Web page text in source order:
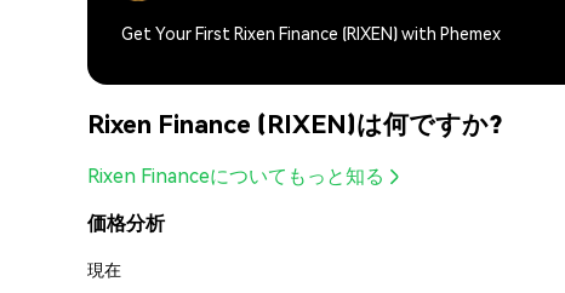
Get Your First Rixen Finance (RIXEN) with Phemex
Rixen Finance (RIXEN)は何ですか?
Rixen Financeについてもっと知る
価格分析
現在